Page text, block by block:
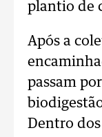
plantio de
Após a
passam
Dentro